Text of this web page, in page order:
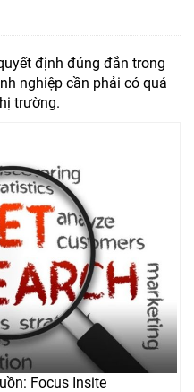
định đúng đắn trong
nghiệp cần phải có quá
trường.
Focus Insite